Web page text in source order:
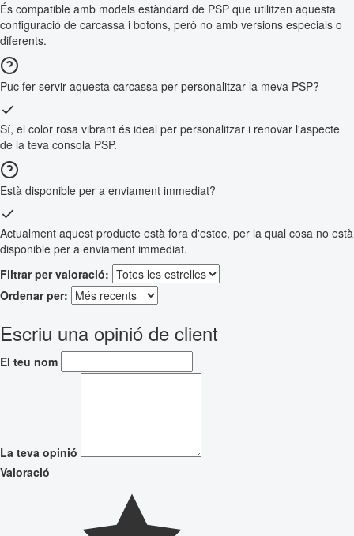
És compatible amb models estàndard de PSP que utilitzen aquesta
configuració de carcassa i botons, però no amb versions especials o
diferents.
Puc fer servir aquesta carcassa per personalitzar la meva PSP?
Sí, el color rosa vibrant és ideal per personalitzar i renovar l'aspecte
de la teva consola PSP.
Està disponible per a enviament immediat?
Actualment aquest producte està fora d'estoc, per la qual cosa no està
disponible per a enviament immediat.
Filtrar per valoració:
Ordenar per:
Escriu una opinió de client
El teu nom
La teva opinió
Valoració